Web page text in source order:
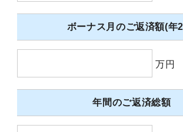
ボーナス月のご返済額(年
万円
年間のご返済総額